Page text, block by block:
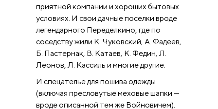
приятной компании и хороших бытовых
условиях. И свои дачные поселки вроде
легендарного Переделкино, где по
соседству жили К. Чуковский, А. Фадеев,
Б. Пастернак, В. Катаев, К. Федин, Л.
Леонов, Л. Кассиль и многие другие.
И спецателье для пошива одежды
(включая пресловутые меховые шапки —
вроде описанной тем же Войновичем).